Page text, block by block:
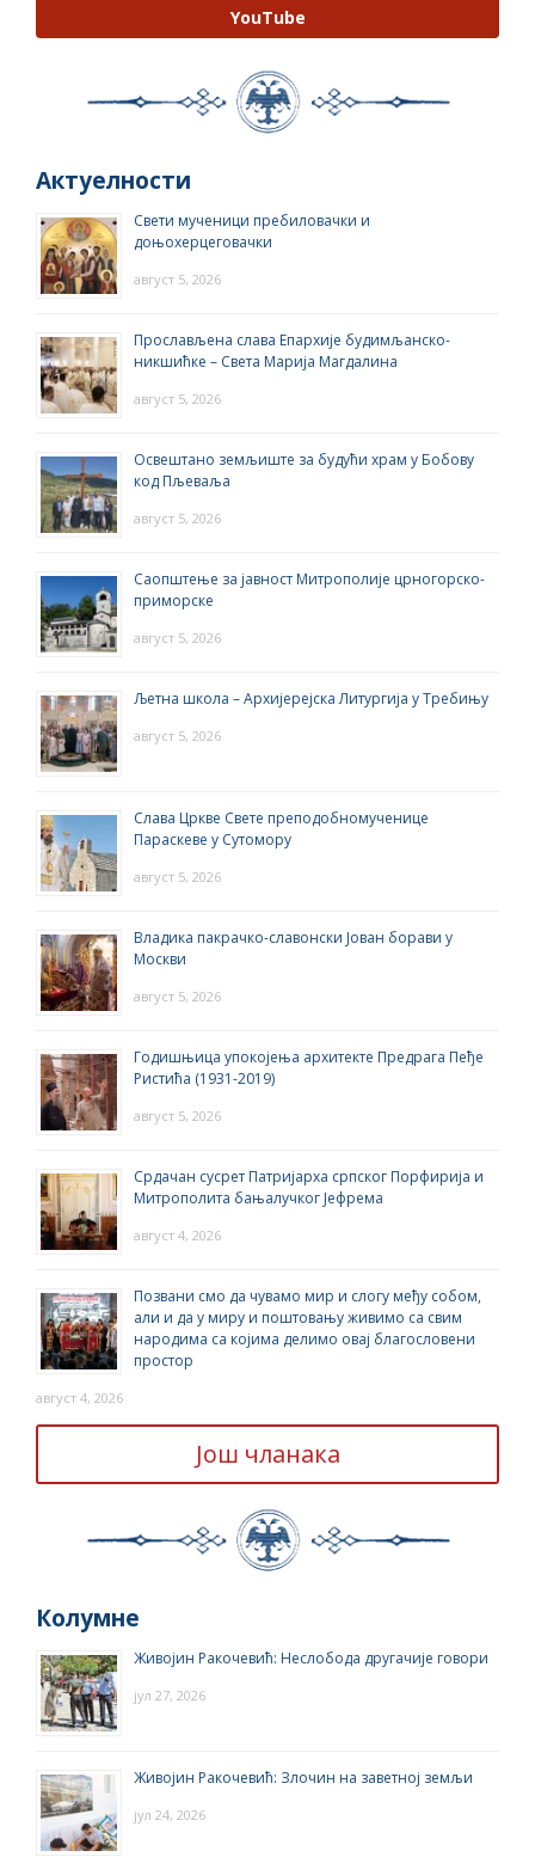
YouTube
Актуелности
Свети мученици пребиловачки и
доњохерцеговачки
август 5, 2026
Прослављена слава Епархије будимљанско-
никшићке – Света Марија Магдалина
август 5, 2026
Освештано земљиште за будући храм у Бобову
код Пљеваља
август 5, 2026
Саопштење за јавност Митрополије црногорско-
приморске
август 5, 2026
Љетна школа – Архијерејска Литургија у Требињу
август 5, 2026
Слава Цркве Свете преподобномученице
Параскеве у Сутомору
август 5, 2026
Владика пакрачко-славонски Јован борави у
Москви
август 5, 2026
Годишњица упокојења архитекте Предрага Пеђе
Ристића (1931-2019)
август 5, 2026
Срдачан сусрет Патријарха српског Порфирија и
Митрополита бањалучког Јефрема
август 4, 2026
Позвани смо да чувамо мир и слогу међу собом,
али и да у миру и поштовању живимо са свим
народима са којима делимо овај благословени
простор
август 4, 2026
Још чланака
Колумне
Живојин Ракочевић: Неслобода другачије говори
јул 27, 2026
Живојин Ракочевић: Злочин на заветној земљи
јул 24, 2026